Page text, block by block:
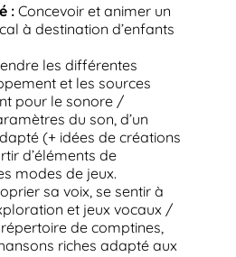
: Concevoir et animer un
à destination d’enfants
les différentes
et les sources
pour le sonore /
du son, d’un
(+ idées de créations
d’éléments de
modes de jeux.
sa voix, se sentir à
et jeux vocaux /
de comptines,
riches adapté aux